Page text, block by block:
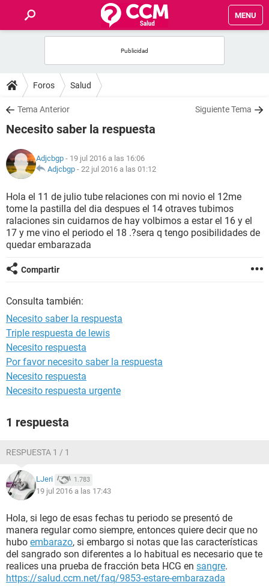
MENU
FOROS
SALUD
NUTRICIÓN
BIENESTAR
SEXUALIDAD
GLOSARIO
Foros Salud
Tema Anterior Siguiente Tema
Necesito saber la respuesta
Adjcbgp - 19 jul 2016 a las 16:06
Adjcbgp - 22 jul 2016 a las 01:12
Hola el 11 de julio tube relaciones con mi novio el 12me
tome la pastilla del dia despues el 14 otraves tubimos
ralaciones sin cuidarnos de hay volbimos a estar el 16 y el
17 y me vino el periodo el 18 .?sera q tengo posibilidades de
quedar embarazada
Compartir
Consulta también:
Necesito saber la respuesta
Triple respuesta de lewis
Necesito respuesta
Por favor necesito saber la respuesta
Necesito respuesta
Necesito respuesta urgente
1 respuesta
RESPUESTA 1 / 1
LJeri 1.783
19 jul 2016 a las 17:43
Hola, si lego de esas fechas tu periodo se presentó de
manera regular como siempre, entonces quiere decir que no
hubo embarazo, si embargo si notas que las características
del sangrado son diferentes a lo habitual es necesario que te
realices una prueba de fracción beta HCG en sangre.
https://salud.ccm.net/faq/9853-estare-embarazada